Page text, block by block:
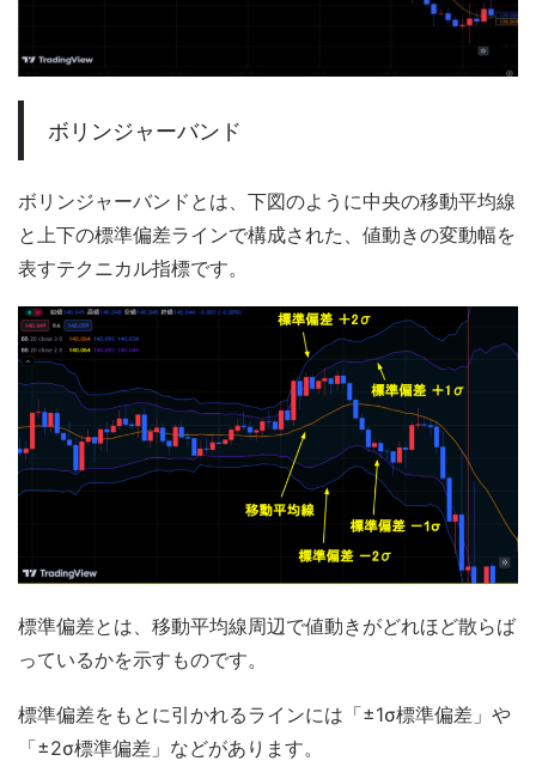
ボリンジャーバンド
ボリンジャーバンドとは、下図のように中央の移動平均線
と上下の標準偏差ラインで構成された、値動きの変動幅を
表すテクニカル指標です。
標準偏差とは、移動平均線周辺で値動きがどれほど散らば
っているかを示すものです。
標準偏差をもとに引かれるラインには「±1σ標準偏差」や
「±2σ標準偏差」などがあります。